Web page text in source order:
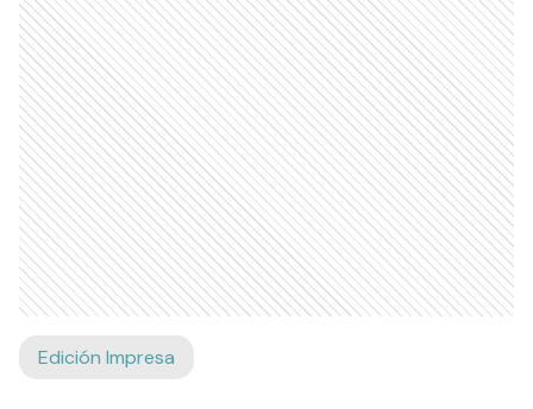
Edición Impresa